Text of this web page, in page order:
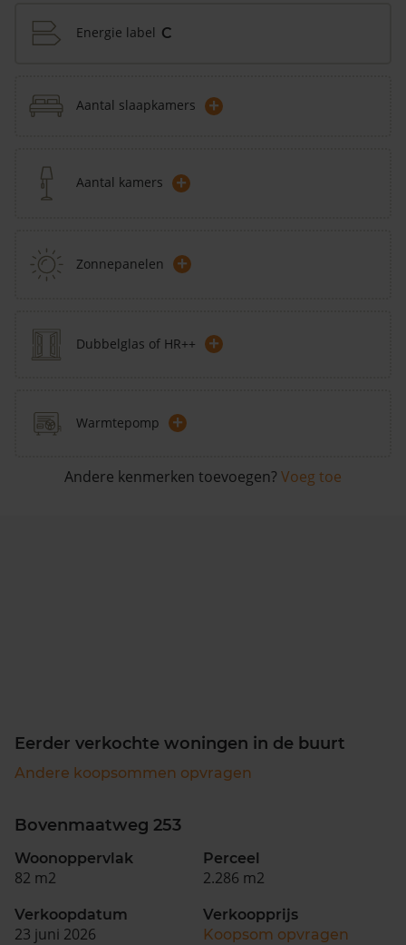
Energie label C
Aantal slaapkamers +
Aantal kamers +
Zonnepanelen +
Dubbelglas of HR++ +
Warmtepomp +
Andere kenmerken toevoegen? Voeg toe
Eerder verkochte woningen in de buurt
Andere koopsommen opvragen
Bovenmaatweg 253
Woonoppervlak
82 m2
Perceel
2.286 m2
Verkoopdatum
23 juni 2026
Verkoopprijs
Koopsom opvragen